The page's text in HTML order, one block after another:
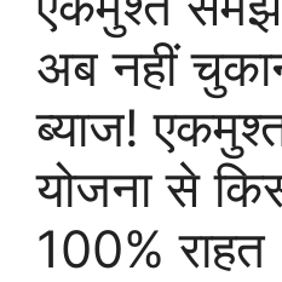
अब नहीं
ब्याज!
योजना से
100% राहत